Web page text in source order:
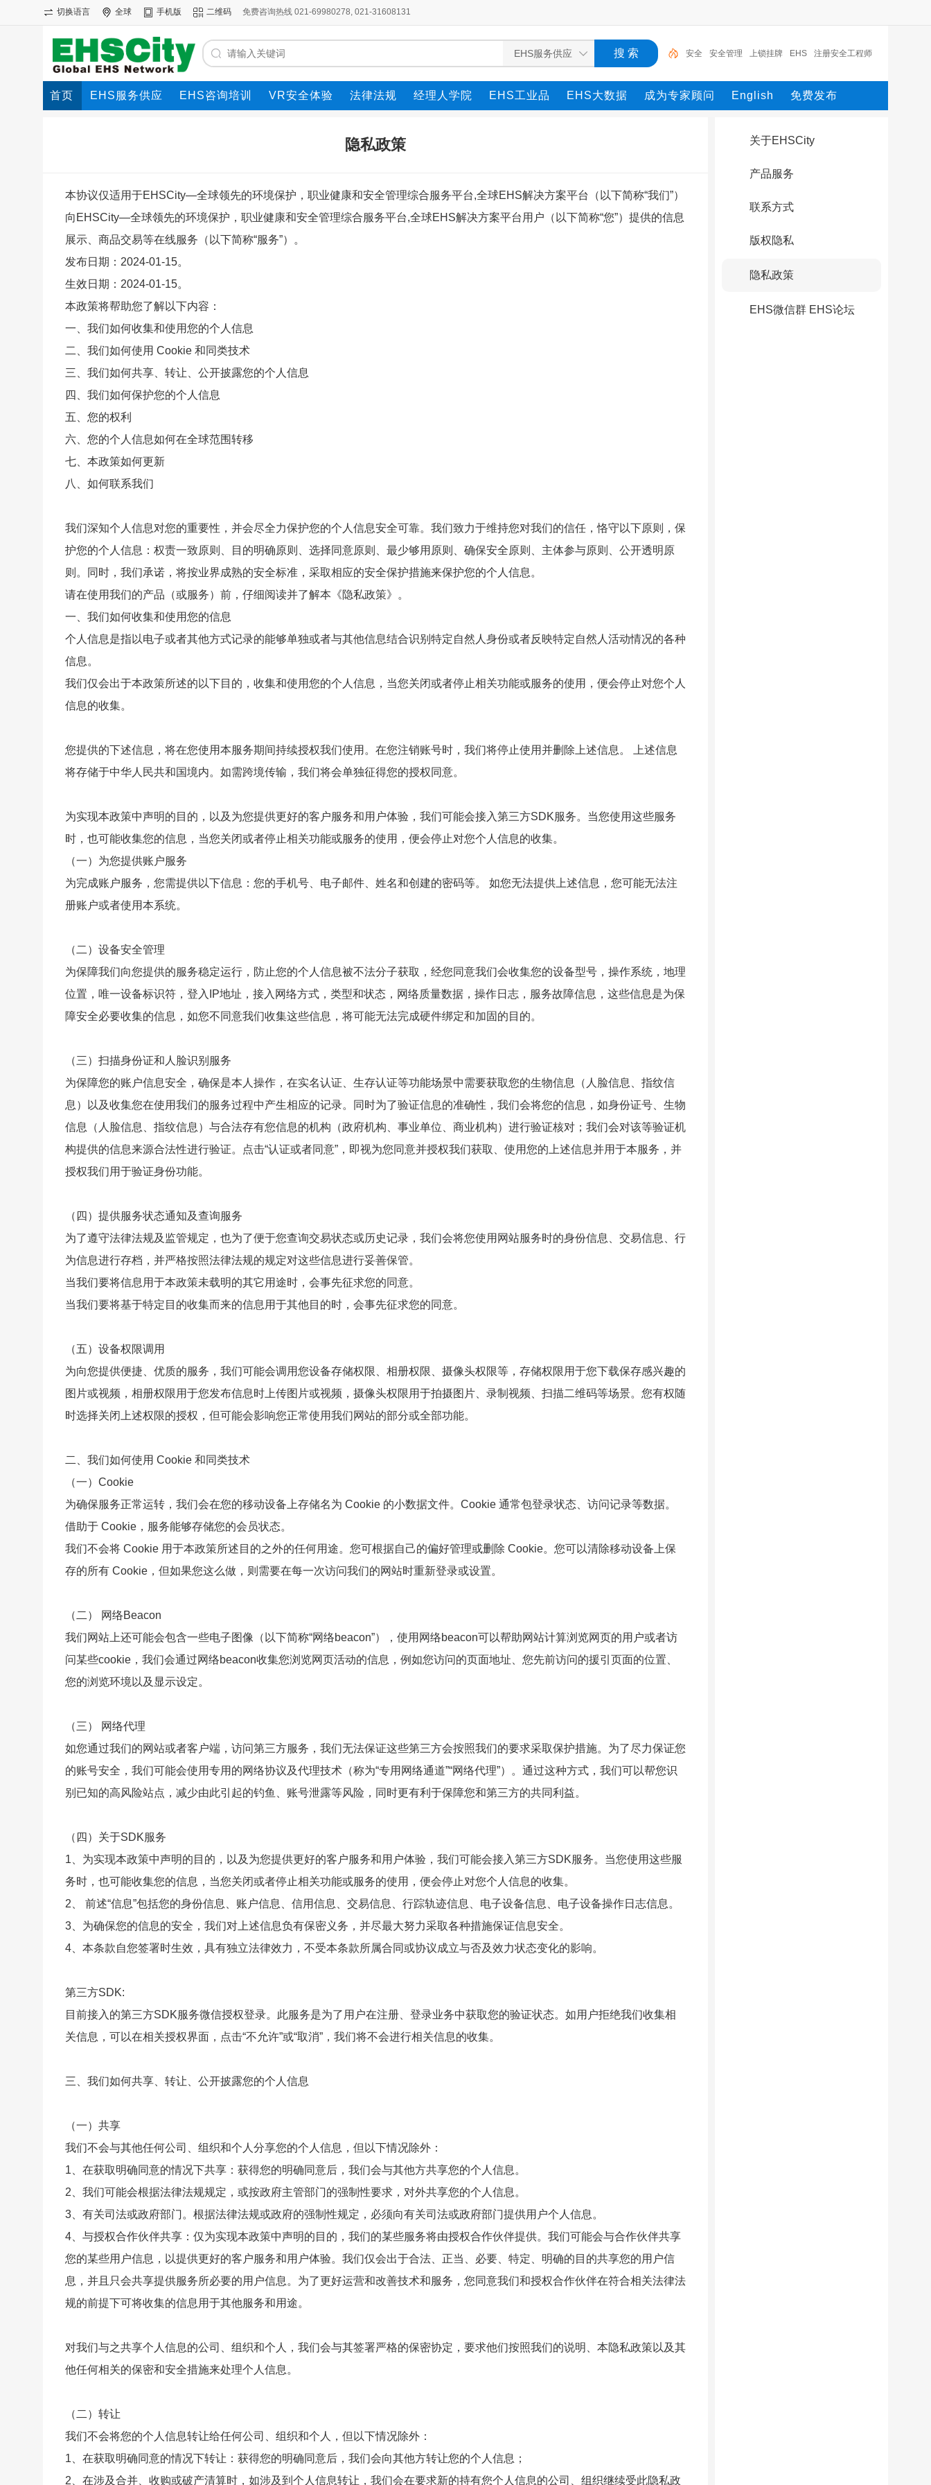
切换语言 全球 手机版 二维码 免费咨询热线 021-69980278, 021-31608131
安全 安全管理 上锁挂牌 EHS 注册安全工程师
HSE PPE Safety EHS培训 职业卫生
首页 EHS服务供应 EHS咨询培训 VR安全体验 法律法规 经理人学院 EHS工业品 EHS大数据 成为专家顾问 English 免费发布
隐私政策
本协议仅适用于EHSCity—全球领先的环境保护，职业健康和安全管理综合服务平台,全球EHS解决方案平台（以下简称“我们”）
向EHSCity—全球领先的环境保护，职业健康和安全管理综合服务平台,全球EHS解决方案平台用户（以下简称“您”）提供的信息
展示、商品交易等在线服务（以下简称“服务”）。
发布日期：2024-01-15。
生效日期：2024-01-15。
本政策将帮助您了解以下内容：
一、我们如何收集和使用您的个人信息
二、我们如何使用 Cookie 和同类技术
三、我们如何共享、转让、公开披露您的个人信息
四、我们如何保护您的个人信息
五、您的权利
六、您的个人信息如何在全球范围转移
七、本政策如何更新
八、如何联系我们
我们深知个人信息对您的重要性，并会尽全力保护您的个人信息安全可靠。我们致力于维持您对我们的信任，恪守以下原则，保
护您的个人信息：权责一致原则、目的明确原则、选择同意原则、最少够用原则、确保安全原则、主体参与原则、公开透明原
则。同时，我们承诺，将按业界成熟的安全标准，采取相应的安全保护措施来保护您的个人信息。
请在使用我们的产品（或服务）前，仔细阅读并了解本《隐私政策》。
一、我们如何收集和使用您的信息
个人信息是指以电子或者其他方式记录的能够单独或者与其他信息结合识别特定自然人身份或者反映特定自然人活动情况的各种
信息。
我们仅会出于本政策所述的以下目的，收集和使用您的个人信息，当您关闭或者停止相关功能或服务的使用，便会停止对您个人
信息的收集。
您提供的下述信息，将在您使用本服务期间持续授权我们使用。在您注销账号时，我们将停止使用并删除上述信息。 上述信息
将存储于中华人民共和国境内。如需跨境传输，我们将会单独征得您的授权同意。
为实现本政策中声明的目的，以及为您提供更好的客户服务和用户体验，我们可能会接入第三方SDK服务。当您使用这些服务
时，也可能收集您的信息，当您关闭或者停止相关功能或服务的使用，便会停止对您个人信息的收集。
（一）为您提供账户服务
为完成账户服务，您需提供以下信息：您的手机号、电子邮件、姓名和创建的密码等。 如您无法提供上述信息，您可能无法注
册账户或者使用本系统。
（二）设备安全管理
为保障我们向您提供的服务稳定运行，防止您的个人信息被不法分子获取，经您同意我们会收集您的设备型号，操作系统，地理
位置，唯一设备标识符，登入IP地址，接入网络方式，类型和状态，网络质量数据，操作日志，服务故障信息，这些信息是为保
障安全必要收集的信息，如您不同意我们收集这些信息，将可能无法完成硬件绑定和加固的目的。
（三）扫描身份证和人脸识别服务
为保障您的账户信息安全，确保是本人操作，在实名认证、生存认证等功能场景中需要获取您的生物信息（人脸信息、指纹信
息）以及收集您在使用我们的服务过程中产生相应的记录。同时为了验证信息的准确性，我们会将您的信息，如身份证号、生物
信息（人脸信息、指纹信息）与合法存有您信息的机构（政府机构、事业单位、商业机构）进行验证核对；我们会对该等验证机
构提供的信息来源合法性进行验证。点击“认证或者同意”，即视为您同意并授权我们获取、使用您的上述信息并用于本服务，并
授权我们用于验证身份功能。
（四）提供服务状态通知及查询服务
为了遵守法律法规及监管规定，也为了便于您查询交易状态或历史记录，我们会将您使用网站服务时的身份信息、交易信息、行
为信息进行存档，并严格按照法律法规的规定对这些信息进行妥善保管。
当我们要将信息用于本政策未载明的其它用途时，会事先征求您的同意。
当我们要将基于特定目的收集而来的信息用于其他目的时，会事先征求您的同意。
（五）设备权限调用
为向您提供便捷、优质的服务，我们可能会调用您设备存储权限、相册权限、摄像头权限等，存储权限用于您下载保存感兴趣的
图片或视频，相册权限用于您发布信息时上传图片或视频，摄像头权限用于拍摄图片、录制视频、扫描二维码等场景。您有权随
时选择关闭上述权限的授权，但可能会影响您正常使用我们网站的部分或全部功能。
二、我们如何使用 Cookie 和同类技术
（一）Cookie
为确保服务正常运转，我们会在您的移动设备上存储名为 Cookie 的小数据文件。Cookie 通常包登录状态、访问记录等数据。
借助于 Cookie，服务能够存储您的会员状态。
我们不会将 Cookie 用于本政策所述目的之外的任何用途。您可根据自己的偏好管理或删除 Cookie。您可以清除移动设备上保
存的所有 Cookie，但如果您这么做，则需要在每一次访问我们的网站时重新登录或设置。
（二） 网络Beacon
我们网站上还可能会包含一些电子图像（以下简称“网络beacon”），使用网络beacon可以帮助网站计算浏览网页的用户或者访
问某些cookie，我们会通过网络beacon收集您浏览网页活动的信息，例如您访问的页面地址、您先前访问的援引页面的位置、
您的浏览环境以及显示设定。
（三） 网络代理
如您通过我们的网站或者客户端，访问第三方服务，我们无法保证这些第三方会按照我们的要求采取保护措施。为了尽力保证您
的账号安全，我们可能会使用专用的网络协议及代理技术（称为“专用网络通道”“网络代理”）。通过这种方式，我们可以帮您识
别已知的高风险站点，减少由此引起的钓鱼、账号泄露等风险，同时更有利于保障您和第三方的共同利益。
（四）关于SDK服务
1、为实现本政策中声明的目的，以及为您提供更好的客户服务和用户体验，我们可能会接入第三方SDK服务。当您使用这些服
务时，也可能收集您的信息，当您关闭或者停止相关功能或服务的使用，便会停止对您个人信息的收集。
2、 前述“信息”包括您的身份信息、账户信息、信用信息、交易信息、行踪轨迹信息、电子设备信息、电子设备操作日志信息。
3、为确保您的信息的安全，我们对上述信息负有保密义务，并尽最大努力采取各种措施保证信息安全。
4、本条款自您签署时生效，具有独立法律效力，不受本条款所属合同或协议成立与否及效力状态变化的影响。
第三方SDK:
目前接入的第三方SDK服务微信授权登录。此服务是为了用户在注册、登录业务中获取您的验证状态。如用户拒绝我们收集相
关信息，可以在相关授权界面，点击“不允许”或“取消”，我们将不会进行相关信息的收集。
三、我们如何共享、转让、公开披露您的个人信息
（一）共享
我们不会与其他任何公司、组织和个人分享您的个人信息，但以下情况除外：
1、在获取明确同意的情况下共享：获得您的明确同意后，我们会与其他方共享您的个人信息。
2、我们可能会根据法律法规规定，或按政府主管部门的强制性要求，对外共享您的个人信息。
3、有关司法或政府部门。根据法律法规或政府的强制性规定，必须向有关司法或政府部门提供用户个人信息。
4、与授权合作伙伴共享：仅为实现本政策中声明的目的，我们的某些服务将由授权合作伙伴提供。我们可能会与合作伙伴共享
您的某些用户信息，以提供更好的客户服务和用户体验。我们仅会出于合法、正当、必要、特定、明确的目的共享您的用户信
息，并且只会共享提供服务所必要的用户信息。为了更好运营和改善技术和服务，您同意我们和授权合作伙伴在符合相关法律法
规的前提下可将收集的信息用于其他服务和用途。
对我们与之共享个人信息的公司、组织和个人，我们会与其签署严格的保密协定，要求他们按照我们的说明、本隐私政策以及其
他任何相关的保密和安全措施来处理个人信息。
（二）转让
我们不会将您的个人信息转让给任何公司、组织和个人，但以下情况除外：
1、在获取明确同意的情况下转让：获得您的明确同意后，我们会向其他方转让您的个人信息；
2、在涉及合并、收购或破产清算时，如涉及到个人信息转让，我们会在要求新的持有您个人信息的公司、组织继续受此隐私政
关于EHSCity
产品服务
联系方式
版权隐私
隐私政策
EHS微信群 EHS论坛